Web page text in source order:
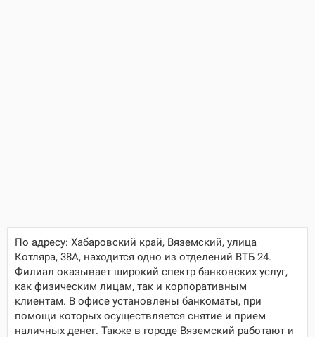
По адресу: Хабаровский край, Вяземский, улица
Котляра, 38А, находится одно из отделений ВТБ 24.
Филиал оказывает широкий спектр банковских услуг,
как физическим лицам, так и корпоративным
клиентам. В офисе установлены банкоматы, при
помощи которых осуществляется снятие и прием
наличных денег. Также в городе Вяземский работают и